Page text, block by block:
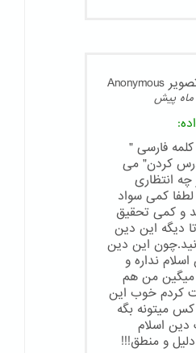
فارسی "
کردن" می
انتظاری
کمی سواد
و کمی تحقیق
دیگه این دین
این دین
نداره و
میگین من هم
کردم خوب این
میتونه بگه
اسلام
و منطق!!!